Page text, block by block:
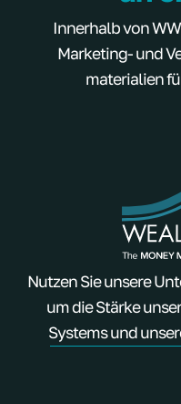
Innerhalb von
Marketing- und
materialien
Nutzen Sie unsere
um die Stärke
Systems und